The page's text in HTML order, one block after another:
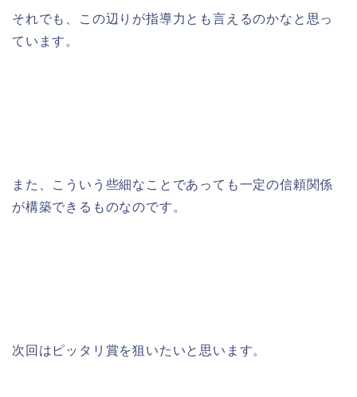
それでも、この辺りが指導力とも言えるのかなと思っ
ています。
また、こういう些細なことであっても一定の信頼関係
が構築できるものなのです。
次回はピッタリ賞を狙いたいと思います。